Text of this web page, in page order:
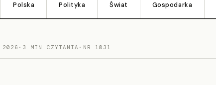
Polska Polityka Świat Gospodarka
2026 · 3 MIN CZYTANIA · NR 1031